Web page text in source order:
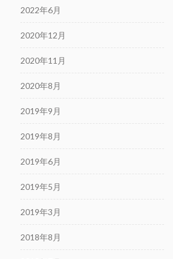
2022年6月
2020年12月
2020年11月
2020年8月
2019年9月
2019年8月
2019年6月
2019年5月
2019年3月
2018年8月